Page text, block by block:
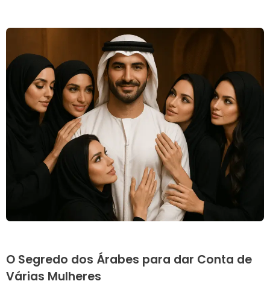
O Segredo dos Árabes para dar Conta de
Várias Mulheres